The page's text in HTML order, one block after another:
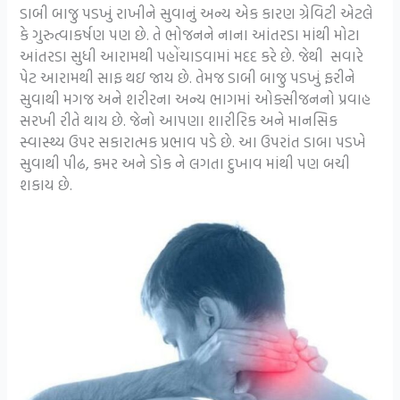
ડાબી બાજુ પડખું રાખીને સુવાનું અન્ય એક કારણ ગ્રેવિટી એટલે
કે ગુરુત્વાકર્ષણ પણ છે. તે ભોજનને નાના આંતરડા માંથી મોટા
આંતરડા સુધી આરામથી પહોંચાડવામાં મદદ કરે છે. જેથી સવારે
પેટ આરામથી સાફ થઇ જાય છે. તેમજ ડાબી બાજુ પડખું ફરીને
સુવાથી મગજ અને શરીરના અન્ય ભાગમાં ઓક્સીજનનો પ્રવાહ
સરખી રીતે થાય છે. જેનો આપણા શારીરિક અને માનસિક
સ્વાસ્થ્ય ઉપર સકારાત્મક પ્રભાવ પડે છે. આ ઉપરાંત ડાબા પડખે
સુવાથી પીઢ, કમર અને ડોક ને લગતા દુખાવ માંથી પણ બચી
શકાય છે.